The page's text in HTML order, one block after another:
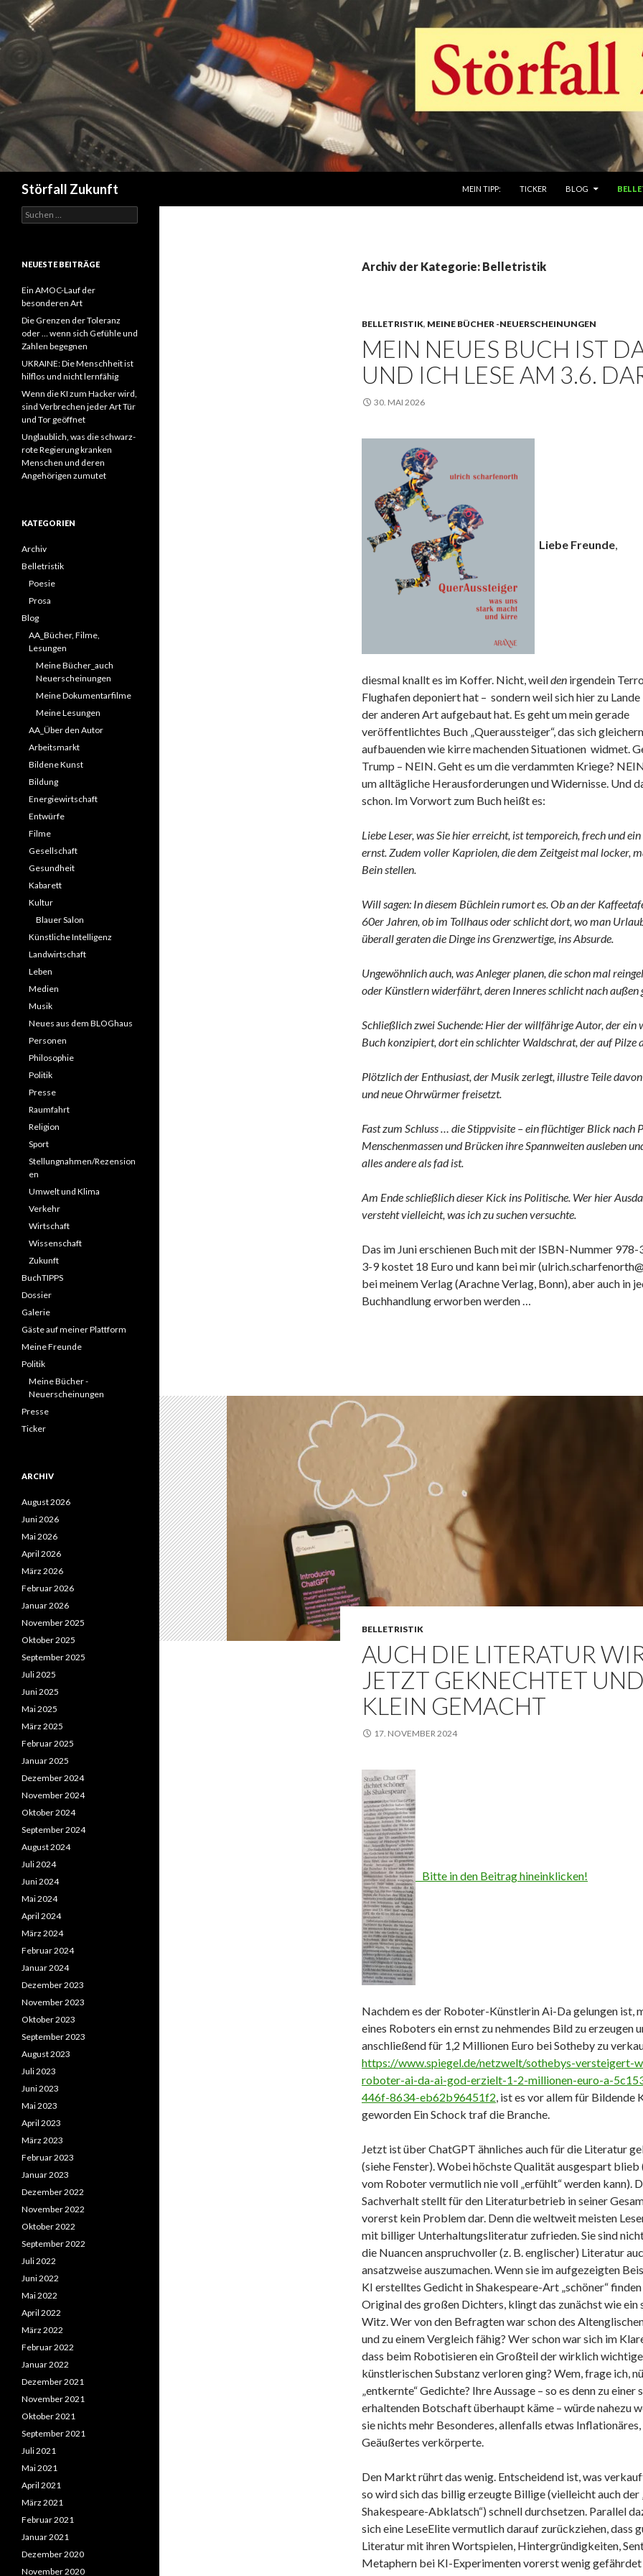
Störfall Zukunft
MEIN TIPP:
TICKER BLOG
Archiv der Kategorie: Belletristik
BELLETRISTIK, MEINE BÜCHER -NEUERSCHEINUNGEN
MEIN NEUES BUCH IST
UND ICH LESE AM 3.6.
30. MAI 2026
Liebe Freunde,
diesmal knallt es im Koffer. Nicht, weilden irgendein
Flughafen deponiert hat – sondern weil sich hier zu
der anderen Art aufgebaut hat. Es geht um mein gerade
veröffentlichtes Buch „Queraussteiger“, das sich
aufbauenden wie kirre machenden Situationen widmet.
Trump – NEIN. Geht es um die verdammten Kriege?
um alltägliche Herausforderungen und Widernisse. Und
schon. Im Vorwort zum Buch heißt es:
Liebe Leser, was Sie hier erreicht, ist temporeich, frech und
ernst. Zudem voller Kapriolen, die dem Zeitgeist mal locker,
Bein stellen.
Will sagen: In diesem Büchlein rumort es. Ob an der
60er Jahren, ob im Tollhaus oder schlicht dort, wo man
überall geraten die Dinge ins Grenzwertige, ins Absurde.
Ungewöhnlich auch, was Anleger planen, die schon mal
oder Künstlern widerfährt, deren Inneres schlicht nach außen
Schließlich zwei Suchende: Hier der willfährige Autor, der ein
Buch konzipiert, dort ein schlichter Waldschrat, der auf Pilze
Plötzlich der Enthusiast, der Musik zerlegt, illustre Teile
und neue Ohrwürmer freisetzt.
Fast zum Schluss … die Stippvisite – ein flüchtiger Blick nach
Menschenmassen und Brücken ihre Spannweiten ausleben
alles andere als fad ist.
Am Ende schließlich dieser Kick ins Politische. Wer hier
versteht vielleicht, was ich zu suchen versuchte.
Das im Juni erschienen Buch mit der ISBN-Nummer
3-9 kostet 18 Euro und kann bei mir
bei meinem Verlag (Arachne Verlag, Bonn), aber auch in
Buchhandlung erworben werden …
BELLETRISTIK
AUCH DIE LITERATUR
JETZT GEKNECHTET
KLEIN GEMACHT
17. NOVEMBER 2024
Bitte in den Beitrag hineinklicken!
Nachdem es der Roboter-Künstlerin Ai-Da gelungen ist,
eines Roboters ein ernst zu nehmendes Bild zu erzeugen
anschließend für 1,2 Millionen Euro bei Sotheby zu
https://www.spiegel.de/netzwelt/sothebys-versteigert-
roboter-ai-da-ai-god-erzielt-1-2-millionen-euro-a-
446f-8634-eb62b96451f2, ist es vor allem für Bildende
geworden Ein Schock traf die Branche.
Jetzt ist über ChatGPT ähnliches auch für die Literatur
(siehe Fenster). Wobei höchste Qualität ausgespart blieb
vom Roboter vermutlich nie voll „erfühlt“ werden kann).
Sachverhalt stellt für den Literaturbetrieb in seiner
vorerst kein Problem dar. Denn die weltweit meisten
mit billiger Unterhaltungsliteratur zufrieden. Sie sind
die Nuancen anspruchvoller (z. B. englischer) Literatur
ansatzweise auszumachen. Wenn sie im aufgezeigten
KI erstelltes Gedicht in Shakespeare-Art „schöner“ finden
Original des großen Dichters, klingt das zunächst wie ein
Witz. Wer von den Befragten war schon des
und zu einem Vergleich fähig? Wer schon war sich im
dass beim Robotisieren ein Großteil der wirklich
künstlerischen Substanz verloren ging? Wem, frage ich,
„entkernte“ Gedichte? Ihre Aussage – so es denn zu einer
erhaltenden Botschaft überhaupt käme – würde nahezu
sie nichts mehr Besonderes, allenfalls etwas
Geäußertes verkörperte.
Den Markt rührt das wenig. Entscheidend ist, was
so wird sich das billig erzeugte Billige (vielleicht auch
Shakespeare-Abklatsch“) schnell durchsetzen. Parallel
sich eine LeseElite vermutlich darauf zurückziehen, dass
Literatur mit ihren Wortspielen, Hintergründigkeiten,
Metaphern bei KI-Experimenten vorerst wenig gefährdet
Suchen
nach:
NEUESTE BEITRÄGE
Ein AMOC-Lauf der
besonderen Art
Die Grenzen der Toleranz
oder … wenn sich Gefühle und
Zahlen begegnen
UKRAINE: Die Menschheit ist
hilflos und nicht lernfähig
Wenn die KI zum Hacker wird,
sind Verbrechen jeder Art Tür
und Tor geöffnet
Unglaublich, was die schwarz-
rote Regierung kranken
Menschen und deren
Angehörigen zumutet
KATEGORIEN
Archiv
Belletristik
Poesie
Prosa
Blog
AA_Bücher, Filme,
Lesungen
Meine Bücher_auch
Neuerscheinungen
Meine Dokumentarfilme
Meine Lesungen
AA_Über den Autor
Arbeitsmarkt
Bildene Kunst
Bildung
Energiewirtschaft
Entwürfe
Filme
Gesellschaft
Gesundheit
Kabarett
Kultur
Blauer Salon
Künstliche Intelligenz
Landwirtschaft
Leben
Medien
Musik
Neues aus dem BLOGhaus
Personen
Philosophie
Politik
Presse
Raumfahrt
Religion
Sport
Stellungnahmen/Rezension
en
Umwelt und Klima
Verkehr
Wirtschaft
Wissenschaft
Zukunft
BuchTIPPS
Dossier
Galerie
Gäste auf meiner Plattform
Meine Freunde
Politik
Meine Bücher -
Neuerscheinungen
Presse
Ticker
ARCHIV
August 2026
Juni 2026
Mai 2026
April 2026
März 2026
Februar 2026
Januar 2026
November 2025
Oktober 2025
September 2025
Juli 2025
Juni 2025
Mai 2025
März 2025
Februar 2025
Januar 2025
Dezember 2024
November 2024
Oktober 2024
September 2024
August 2024
Juli 2024
Juni 2024
Mai 2024
April 2024
März 2024
Februar 2024
Januar 2024
Dezember 2023
November 2023
Oktober 2023
September 2023
August 2023
Juli 2023
Juni 2023
Mai 2023
April 2023
März 2023
Februar 2023
Januar 2023
Dezember 2022
November 2022
Oktober 2022
September 2022
Juli 2022
Juni 2022
Mai 2022
April 2022
März 2022
Februar 2022
Januar 2022
Dezember 2021
November 2021
Oktober 2021
September 2021
Juli 2021
Mai 2021
April 2021
März 2021
Februar 2021
Januar 2021
Dezember 2020
November 2020